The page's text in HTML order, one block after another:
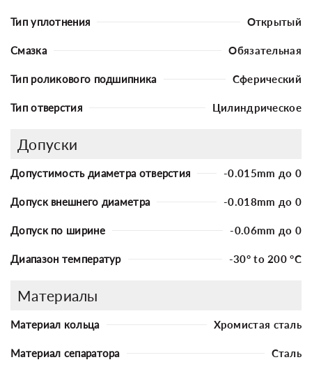
Тип уплотнения Открытый
Смазка Обязательная
Тип роликового подшипника Сферический
Тип отверстия Цилиндрическое
Допуски
Допустимость диаметра отверстия -0.015mm до 0
Допуск внешнего диаметра -0.018mm до 0
Допуск по ширине -0.06mm до 0
Диапазон температур -30° to 200 °C
Материалы
Материал кольца Хромистая сталь
Материал сепаратора Сталь